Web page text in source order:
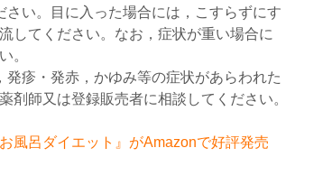
い。目に入った場合には，こすらずにす
してください。なお，症状が重い場合に
。
疹・発赤，かゆみ等の症状があらわれた
剤師又は登録販売者に相談してください。
風呂ダイエット』がAmazonで好評発売